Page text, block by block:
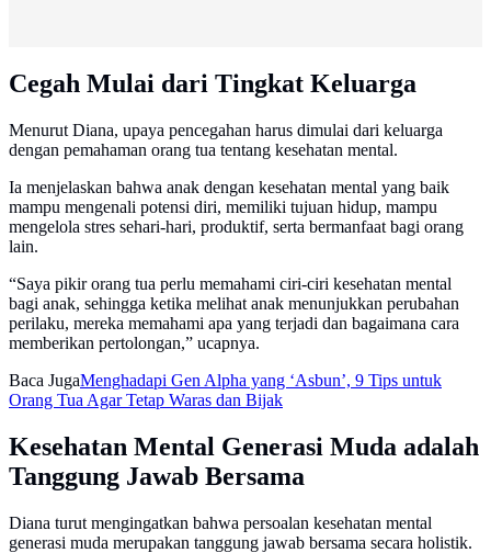
Cegah Mulai dari Tingkat Keluarga
Menurut Diana, upaya pencegahan harus dimulai dari keluarga
dengan pemahaman orang tua tentang kesehatan mental.
Ia menjelaskan bahwa anak dengan kesehatan mental yang baik
mampu mengenali potensi diri, memiliki tujuan hidup, mampu
mengelola stres sehari-hari, produktif, serta bermanfaat bagi orang
lain.
“Saya pikir orang tua perlu memahami ciri-ciri kesehatan mental
bagi anak, sehingga ketika melihat anak menunjukkan perubahan
perilaku, mereka memahami apa yang terjadi dan bagaimana cara
memberikan pertolongan,” ucapnya.
Baca JugaMenghadapi Gen Alpha yang ‘Asbun’, 9 Tips untuk
Orang Tua Agar Tetap Waras dan Bijak
Kesehatan Mental Generasi Muda adalah
Tanggung Jawab Bersama
Diana turut mengingatkan bahwa persoalan kesehatan mental
generasi muda merupakan tanggung jawab bersama secara holistik.